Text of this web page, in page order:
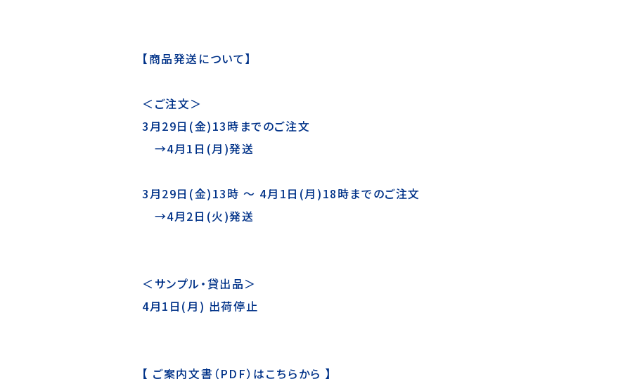
【商品発送について】
＜ご注文＞
3月29日(金)13時までのご注文
→4月1日(月)発送
3月29日(金)13時 ～ 4月1日(月)18時までのご注文
→4月2日(火)発送
＜サンプル・貸出品＞
4月1日(月) 出荷停止
【 ご案内文書（PDF）はこちらから 】